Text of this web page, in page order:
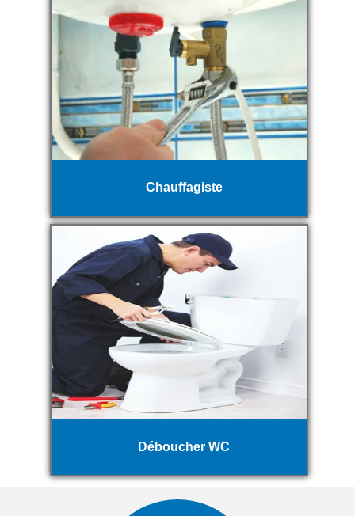
Chauffagiste
Déboucher WC